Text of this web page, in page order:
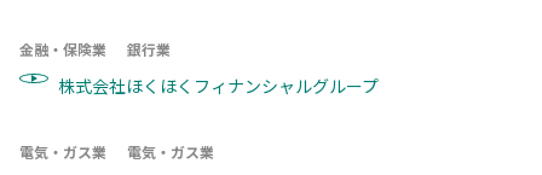
金融・保険業 銀行業
株式会社ほくほくフィナンシャルグループ
電気・ガス業 電気・ガス業